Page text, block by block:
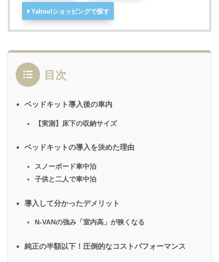
Yahoo!ショッピングで探す
目次
ベッドキット導入後の車内
【実測】床下の収納サイズ
ベッドキットの導入を決めた理由
スノーボード車中泊
子供と二人で車中泊
導入して分かったデメリット
N-VANの強み「室内高」が狭くなる
純正の半額以下！圧倒的なコストパフォーマンス